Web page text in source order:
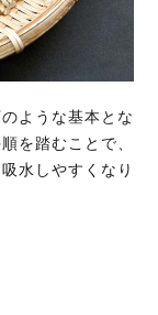
ような基本とな
を踏むことで、
水しやすくなり